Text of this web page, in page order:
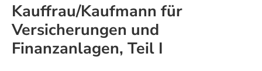
Kauffrau/Kaufmann für
Versicherungen und
Finanzanlagen, Teil I